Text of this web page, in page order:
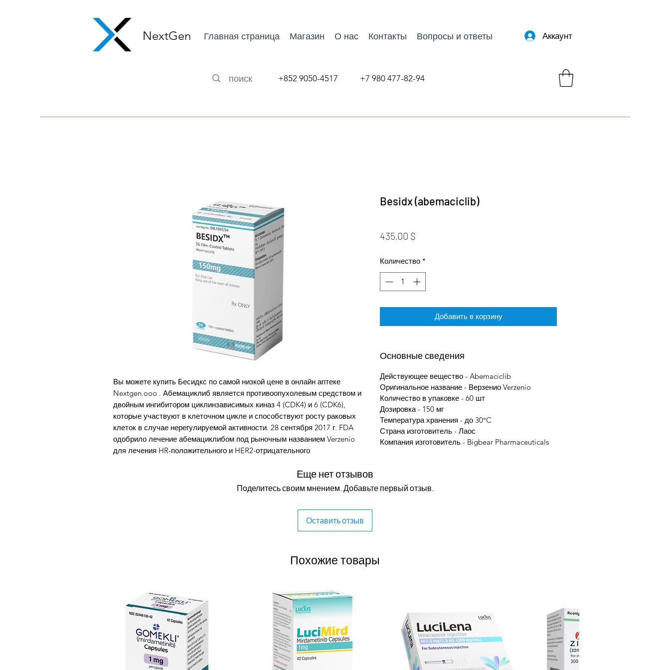
NextGen Главная страница Магазин О нас Контакты Вопросы и ответы Аккаунт
+852 9050-4517 +7 980 477-82-94
Вы можете купить Бесидкс по самой низкой цене в онлайн аптеке
Nextgen.ooo . Абемациклиб является противоопухолевым средством и
двойным ингибитором циклинзависимых киназ 4 (CDK4) и 6 (CDK6),
которые участвуют в клеточном цикле и способствуют росту раковых
клеток в случае нерегулируемой активности. 28 сентября 2017 г. FDA
одобрило лечение абемациклибом под рыночным названием Verzenio
для лечения HR-положительного и HER2-отрицательного
который прогрессировал после безуспешной эндокринной терапии. Он
назначается либо отдельно пациентам, прошедшим эндокринотерапию
фулвестрантом. После перорального лечения у пациентов с HR-
положительным, HER2-отрицательным раком молочной железы
абемациклиб продемонстрировал повышение показателей
изучению лечения меланомы, лимфомы, новообразований, солидных
Регулирование клеточного цикла имеет решающее значение для
поддержания правильного роста клеток; нарушение регуляции
сигнального пути клеточного цикла является ключевым компонентом,
вызывающим гиперпролиферацию клеток и образование опухолей при
различных видах рака. Прогрессирование клеточного цикла из фазы
Besidx (abemaciclib)
435,00 $
Количество *
Добавить в корзину
Основные сведения
Действующее вещество - Abemaciclib
Оригинальное название - Верзенио Verzenio
Количество в упаковке - 60 шт
Дозировка - 150 мг
Температура хранения - до 30°C
Страна изготовитель - Лаос
Компания изготовитель - Bigbear Pharmaceuticals
Еще нет отзывов
Поделитесь своим мнением. Добавьте первый отзыв.
Оставить отзыв
Похожие товары